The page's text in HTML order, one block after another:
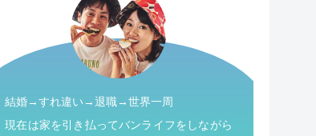
結婚→すれ違い→退職→世界一周
現在は家を引き払ってバンライフをしながら